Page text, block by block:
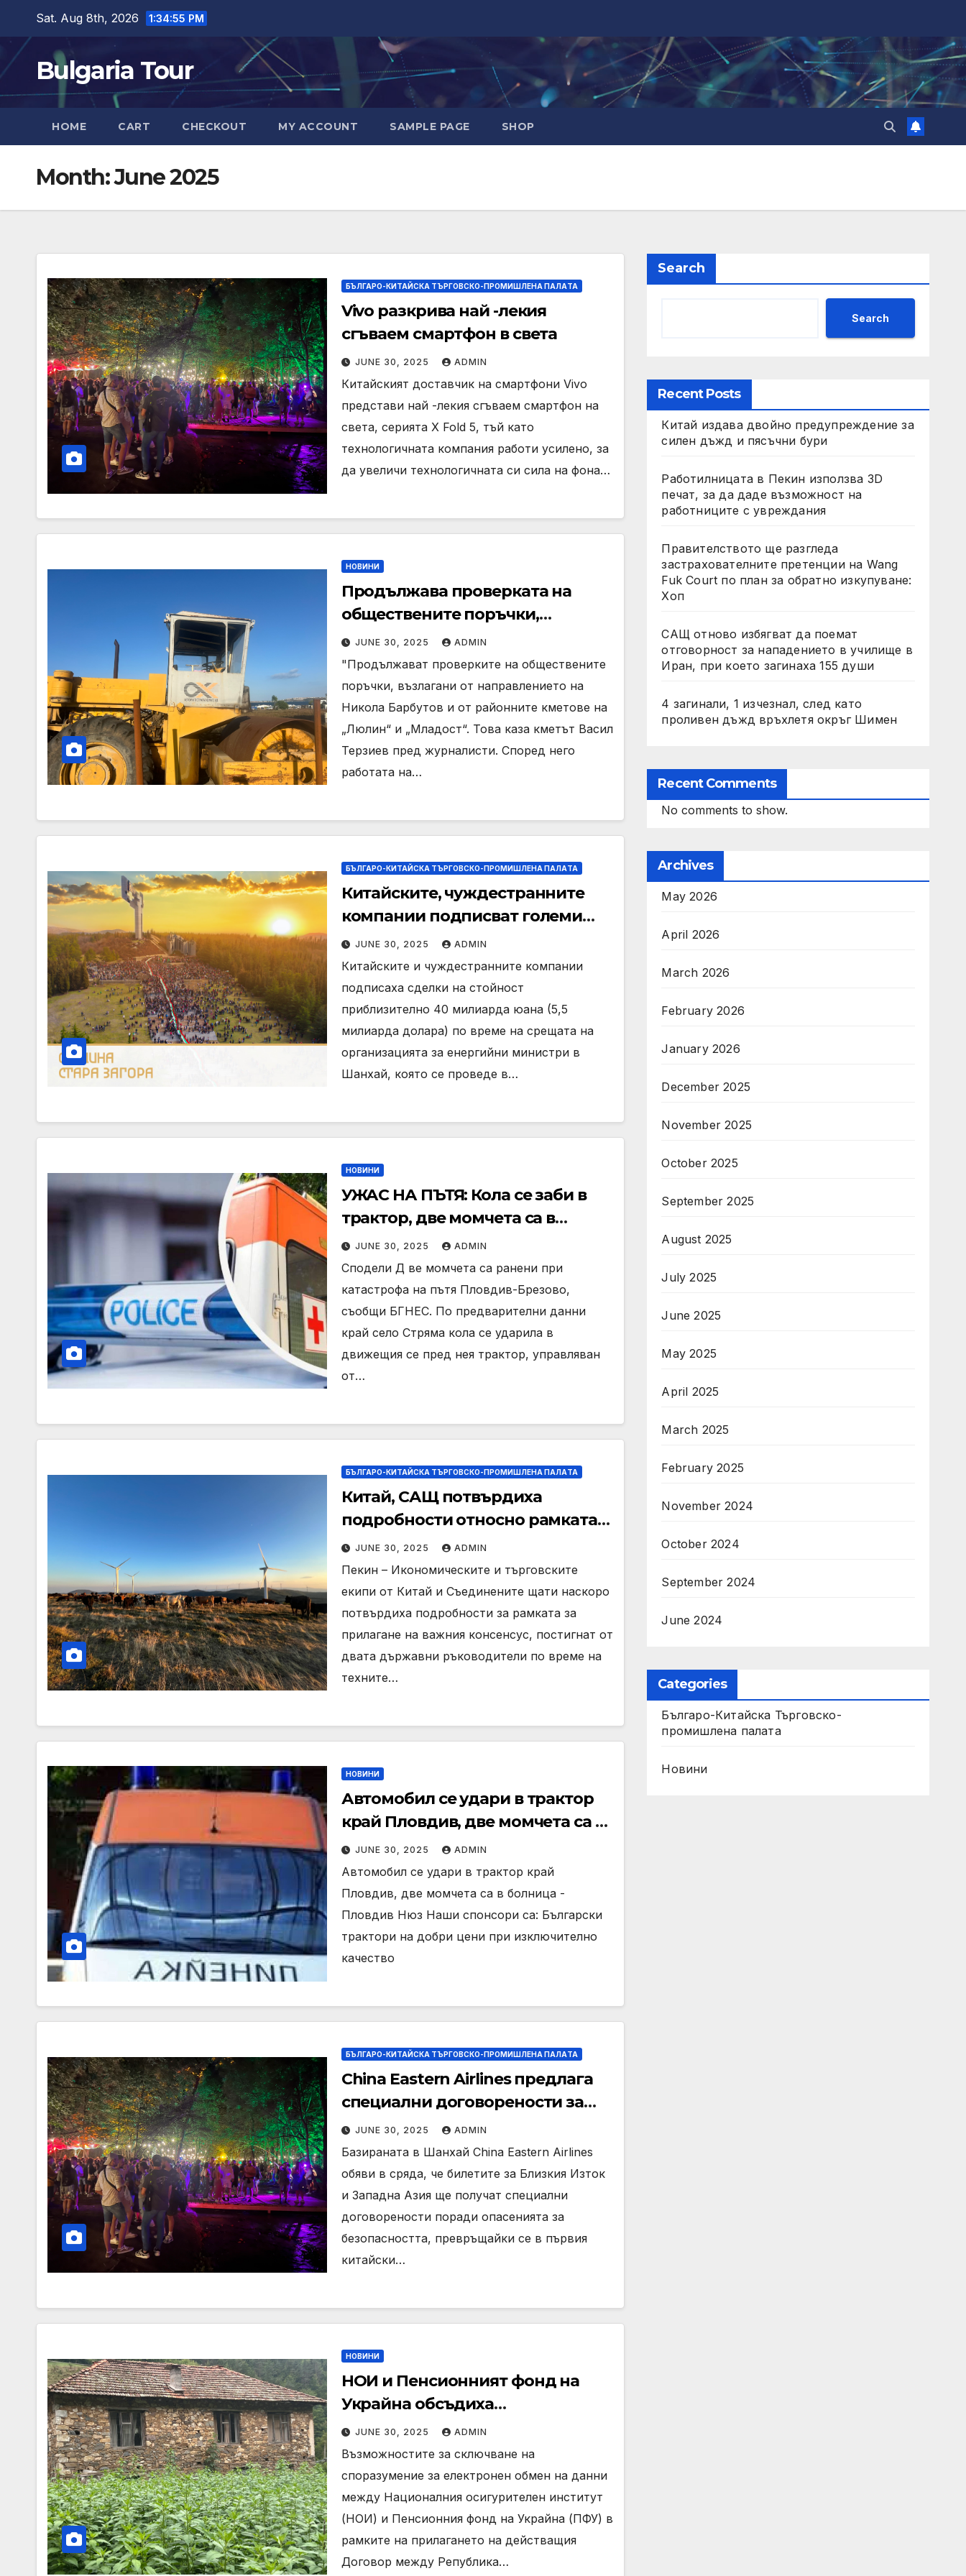
content
Sat. Aug 8th, 2026 1:34:56 PM
Bulgaria Tour
HOME CART CHECKOUT MY ACCOUNT SAMPLE PAGE SHOP
Month:June 2025
БЪЛГАРО-КИТАЙСКА ТЪРГОВСКО-ПРОМИШЛЕНА ПАЛAТА
Vivo разкрива най -лекия
сгъваем смартфон в света
JUNE 30, 2025 ADMIN
Китайският доставчик на смартфони Vivo
представи най -лекия сгъваем смартфон на
света, серията X Fold 5, тъй като
технологичната компания работи усилено, за
да увеличи технологичната си сила на фона…
НОВИНИ
Продължава проверката на
обществените поръчки,
назначена от кмета Васил
Терзиев
JUNE 30, 2025 ADMIN
"Продължават проверките на обществените
поръчки, възлагани от направлението на
Никола Барбутов и от районните кметове на
„Люлин“ и „Младост“. Това каза кметът Васил
Терзиев пред журналисти. Според него
работата на…
БЪЛГАРО-КИТАЙСКА ТЪРГОВСКО-ПРОМИШЛЕНА ПАЛAТА
Китайските, чуждестранните
компании подписват големи
сделки на срещата на ШОС
JUNE 30, 2025 ADMIN
Китайските и чуждестранните компании
подписаха сделки на стойност
приблизително 40 милиарда юана (5,5
милиарда долара) по време на срещата на
организацията за енергийни министри в
Шанхай, която се проведе в…
НОВИНИ
УЖАС НА ПЪТЯ: Кола се заби в
трактор, две момчета са в
болница
JUNE 30, 2025 ADMIN
Сподели Д ве момчета са ранени при
катастрофа на пътя Пловдив-Брезово,
съобщи БГНЕС. По предварителни данни
край село Стряма кола се ударила в
движещия се пред нея трактор, управляван
от…
БЪЛГАРО-КИТАЙСКА ТЪРГОВСКО-ПРОМИШЛЕНА ПАЛAТА
Китай, САЩ потвърдиха
подробности относно рамката
за прилагане на консенсус за
търговски разговори в Женева:
Министерство на търговията
JUNE 30, 2025 ADMIN
Пекин – Икономическите и търговските
екипи от Китай и Съединените щати наскоро
потвърдиха подробности за рамката за
прилагане на важния консенсус, постигнат от
двата държавни ръководители по време на
техните…
НОВИНИ
Автомобил се удари в трактор
край Пловдив, две момчета са в
болница
JUNE 30, 2025 ADMIN
Автомобил се удари в трактор край
Пловдив, две момчета са в болница -
Пловдив Нюз Наши спонсори са: Български
трактори на добри цени при изключително
качество
БЪЛГАРО-КИТАЙСКА ТЪРГОВСКО-ПРОМИШЛЕНА ПАЛAТА
China Eastern Airlines предлага
специални договорености за
билети до Mideast и West Asia
JUNE 30, 2025 ADMIN
Базираната в Шанхай China Eastern Airlines
обяви в сряда, че билетите за Близкия Изток
и Западна Азия ще получат специални
договорености поради опасенията за
безопасността, превръщайки се в първия
китайски…
НОВИНИ
НОИ и Пенсионният фонд на
Украйна обсъдиха
възможностите за електронен
обмен на данни
JUNE 30, 2025 ADMIN
Възможностите за сключване на
споразумение за електронен обмен на данни
между Националния осигурителен институт
(НОИ) и Пенсионния фонд на Украйна (ПФУ) в
рамките на прилагането на действащия
Договор между Република…
Search
Search
Recent Posts
Китай издава двойно предупреждение за
силен дъжд и пясъчни бури
Работилницата в Пекин използва 3D
печат, за да даде възможност на
работниците с увреждания
Правителството ще разгледа
застрахователните претенции на Wang
Fuk Court по план за обратно изкупуване:
Хоп
САЩ отново избягват да поемат
отговорност за нападението в училище в
Иран, при което загинаха 155 души
4 загинали, 1 изчезнал, след като
проливен дъжд връхлетя окръг Шимен
Recent Comments
No comments to show.
Archives
May 2026
April 2026
March 2026
February 2026
January 2026
December 2025
November 2025
October 2025
September 2025
August 2025
July 2025
June 2025
May 2025
April 2025
March 2025
February 2025
November 2024
October 2024
September 2024
June 2024
Categories
Българо-Китайска Търговско-
промишлена палaта
Новини